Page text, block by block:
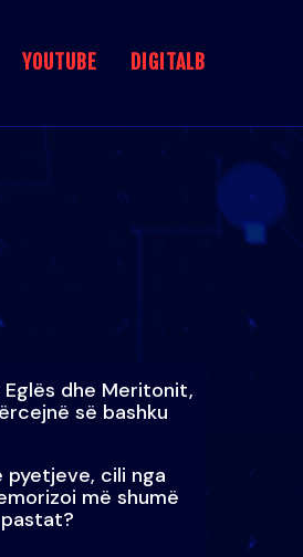
YOUTUBE DIGITALB
Eglës dhe Meritonit,
së bashku
pyetjeve, cili nga
më shumë